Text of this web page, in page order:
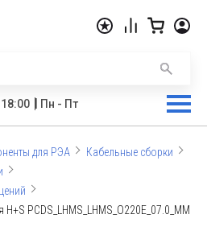
Пн - Пт
для РЭА
Кабельные сборки
PCDS_LHMS_LHMS_O220E_07.0_MM